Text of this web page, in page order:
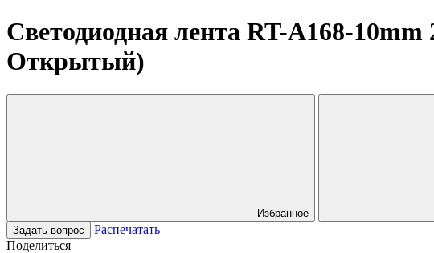
Светодиодная лента RT-A168-
Открытый)
Избранное
Задать вопрос
Распечатать
Поделиться